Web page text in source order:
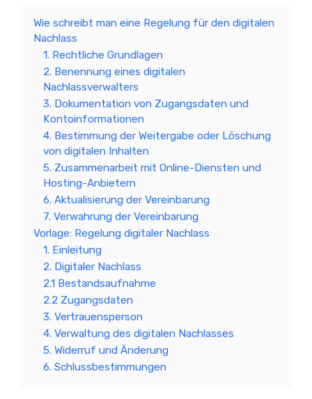
Wie schreibt man eine Regelung für den digitalen
Nachlass
1. Rechtliche Grundlagen
2. Benennung eines digitalen
Nachlassverwalters
3. Dokumentation von Zugangsdaten und
Kontoinformationen
4. Bestimmung der Weitergabe oder Löschung
von digitalen Inhalten
5. Zusammenarbeit mit Online-Diensten und
Hosting-Anbietern
6. Aktualisierung der Vereinbarung
7. Verwahrung der Vereinbarung
Vorlage: Regelung digitaler Nachlass
1. Einleitung
2. Digitaler Nachlass
2.1 Bestandsaufnahme
2.2 Zugangsdaten
3. Vertrauensperson
4. Verwaltung des digitalen Nachlasses
5. Widerruf und Änderung
6. Schlussbestimmungen